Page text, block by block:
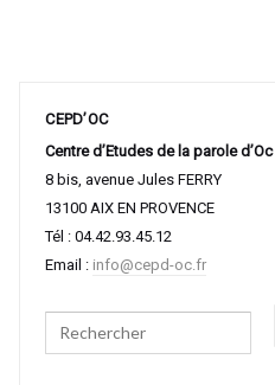
CEPD’OC
Centre d’Etudes de la parole d’Oc
8 bis, avenue Jules FERRY
13100 AIX EN PROVENCE
Tél : 04.42.93.45.12
Email : info@cepd-oc.fr
Search